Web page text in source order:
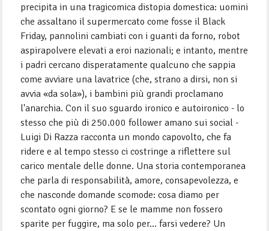
precipita in una tragicomica distopia domestica: uomini
che assaltano il supermercato come fosse il Black
Friday, pannolini cambiati con i guanti da forno, robot
aspirapolvere elevati a eroi nazionali; e intanto, mentre
i padri cercano disperatamente qualcuno che sappia
come avviare una lavatrice (che, strano a dirsi, non si
avvia «da sola»), i bambini più grandi proclamano
l'anarchia. Con il suo sguardo ironico e autoironico - lo
stesso che più di 250.000 follower amano sui social -
Luigi Di Razza racconta un mondo capovolto, che fa
ridere e al tempo stesso ci costringe a riflettere sul
carico mentale delle donne. Una storia contemporanea
che parla di responsabilità, amore, consapevolezza, e
che nasconde domande scomode: cosa diamo per
scontato ogni giorno? E se le mamme non fossero
sparite per fuggire, ma solo per... farsi vedere? Un